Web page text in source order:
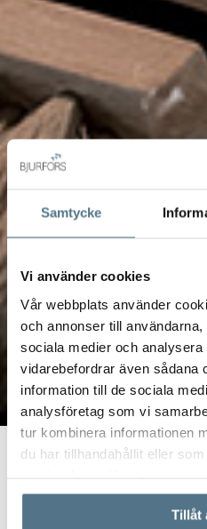
Samtycke
Vi använder cookies
Vår webbplats använder
och annonser till
sociala medier och
vidarebefordrar även sådana
information till de sociala
analysföretag som vi
tur kombinera informationen
du har tillhandahållit eller
Tillåt
Start